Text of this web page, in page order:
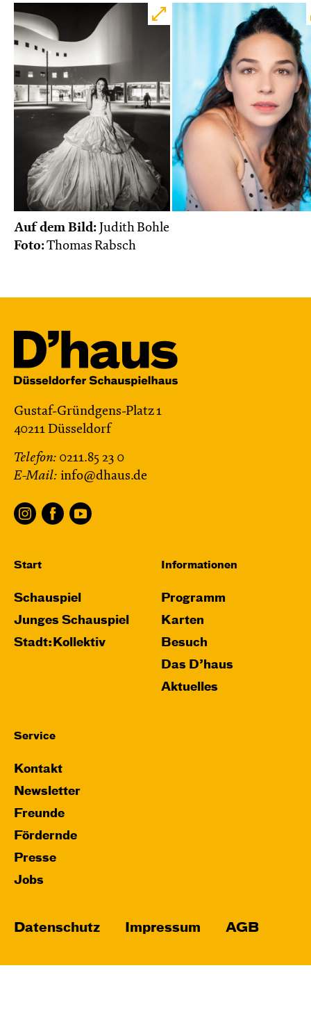
Auf dem Bild: Judith Bohle
Foto:Thomas Rabsch
Gustaf-Gründgens-Platz 1
40211 Düsseldorf
Telefon: 0211.85 23 0
E-Mail: info@dhaus.de
Start
Schauspiel
Junges Schauspiel
Stadt:Kollektiv
Informationen
Programm
Karten
Besuch
Das D’haus
Aktuelles
Service
Kontakt
Newsletter
Freunde
Fördernde
Presse
Jobs
Datenschutz Impressum AGB